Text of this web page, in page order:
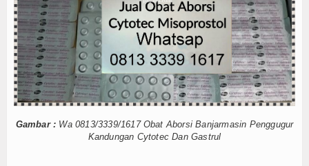
Internasional
Teknologi
Koleksi Video
Album Foto
E-Learning
Gambar : Wa 0813/3339/1617 Obat Aborsi Banjarmasin Penggugur
Kandungan Cytotec Dan Gastrul